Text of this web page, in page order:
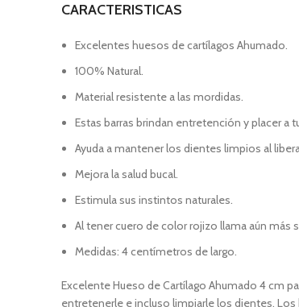
CARACTERISTICAS
Excelentes huesos de cartílagos Ahumado.
100% Natural.
Material resistente a las mordidas.
Estas barras brindan entretención y placer a
Ayuda a mantener los dientes limpios al
Mejora la salud bucal.
Estimula sus instintos naturales.
Al tener cuero de color rojizo llama aún más
Medidas: 4 centímetros de largo.
Excelente Hueso de Cartílago Ahumado 4 cm
entretenerle e incluso limpiarle los dientes.